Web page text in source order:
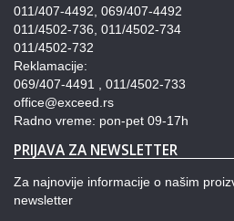
011/407-4492, 069/407-4492
011/4502-736, 011/4502-734
011/4502-732
Reklamacije:
069/407-4491 , 011/4502-733
office@exceed.rs
Radno vreme: pon-pet 09-17h
PRIJAVA ZA NEWSLETTER
Za najnovije informacije o našim
newsletter